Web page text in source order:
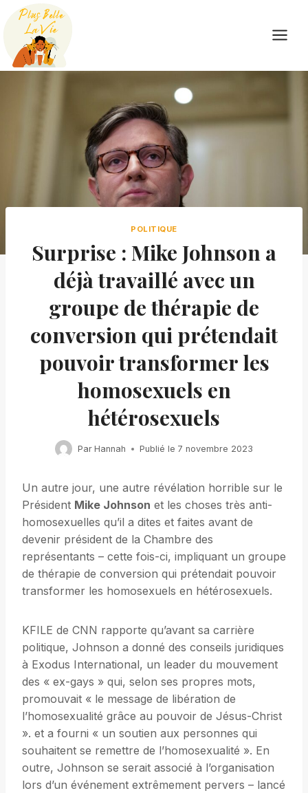
Skip
content
POLITIQUE
Surprise : Mike Johnson a
déjà travaillé avec un
groupe de thérapie de
conversion qui prétendait
pouvoir transformer les
homosexuels en
hétérosexuels
Par Hannah Publié le 7 novembre 2023
Un autre jour, une autre révélation horrible sur le
Président Mike Johnson et les choses très anti-
homosexuelles qu’il a dites et faites avant de
devenir président de la Chambre des
représentants – cette fois-ci, impliquant un groupe
de thérapie de conversion qui prétendait pouvoir
transformer les homosexuels en hétérosexuels.
KFILE de CNN rapporte qu’avant sa carrière
politique, Johnson a donné des conseils juridiques
à Exodus International, un leader du mouvement
des « ex-gays » qui, selon ses propres mots,
promouvait « le message de libération de
l’homosexualité grâce au pouvoir de Jésus-Christ
». et a fourni « un soutien aux personnes qui
souhaitent se remettre de l’homosexualité ». En
outre, Johnson se serait associé à l’organisation
lors d’un événement extrêmement pervers – lancé